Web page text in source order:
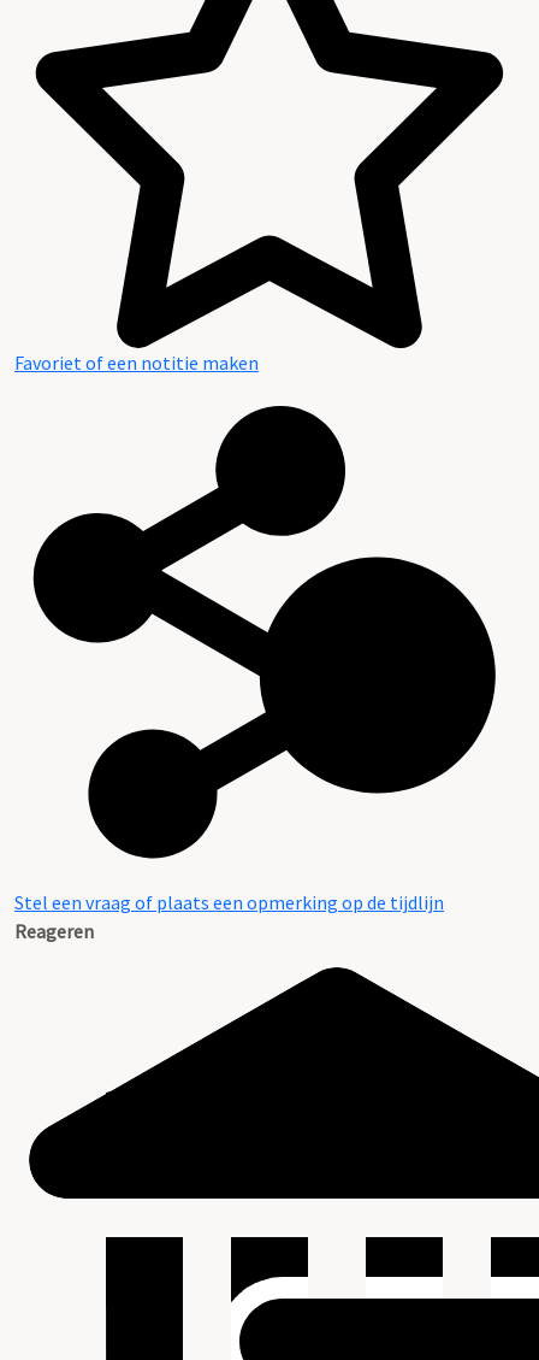
Favoriet of een notitie maken
Stel een vraag of plaats een opmerking op de tijdlijn
Reageren